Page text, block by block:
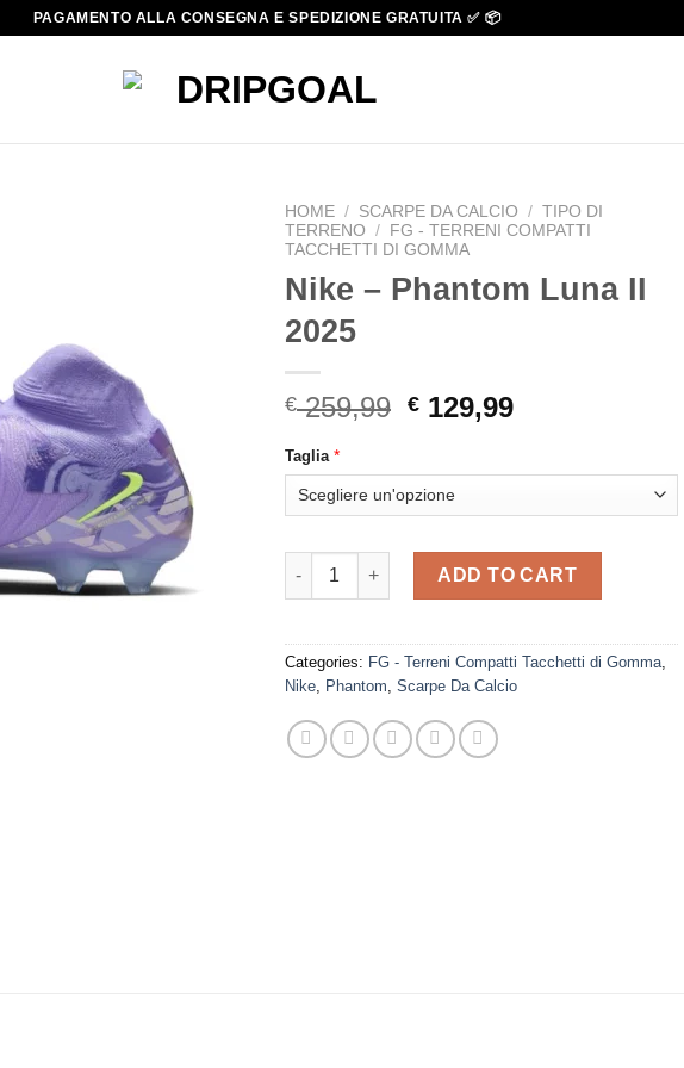
PAGAMENTO ALLA CONSEGNA E SPEDIZIONE GRATUITA ✅ 📦
HOME / SCARPE DA CALCIO / TIPO DI
TERRENO
/
FG - TERRENI COMPATTI
TACCHETTI DI GOMMA
Nike – Phantom Luna II
2025
€259,99 Original
€ 259,99.
€ 129,99Current
Taglia *
Nike - Phantom Luna II 2025 quantity
ADD TO CART
Categories: FG - Terreni Compatti Tacchetti di Gomma
Nike Phantom Scarpe Da Calcio